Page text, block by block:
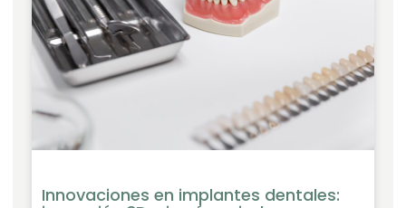
Innovaciones en implantes dentales: